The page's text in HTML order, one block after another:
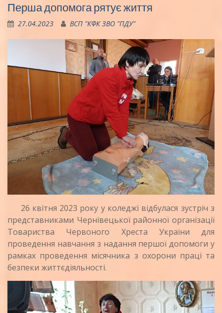
Перша допомога рятує життя
27.04.2023 ВСП "КФК ЗВО "ПДУ"
26 квітня 2023 року у коледжі відбулася зустріч з
представниками Чернівецької районної організації
Товариства Червоного Хреста України для
проведення навчання з надання першої допомоги у
рамках проведення місячника з охорони праці та
безпеки життєдіяльності.